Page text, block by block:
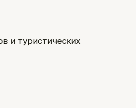
и туристических